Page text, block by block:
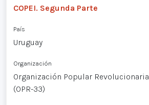
COPEI. Segunda Parte
País
Uruguay
Organización
Organización Popular
(OPR-33)